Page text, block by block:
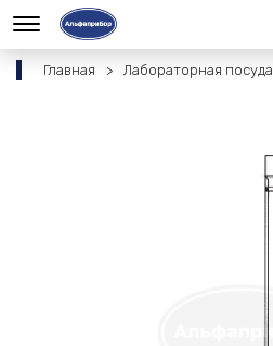
Главная Лабораторная посуда